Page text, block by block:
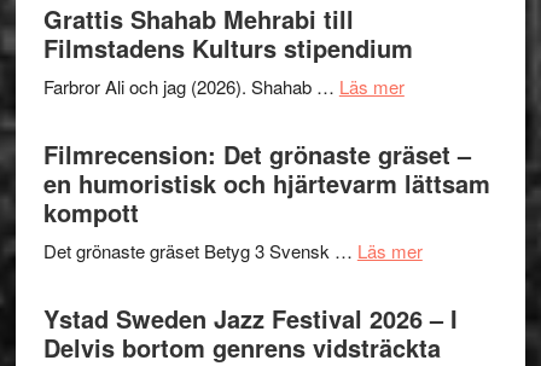
I
Want
to
Believe
Vrach
Frankenshtey
med
Mulder
och
presenterar
19
titlar
i
Grattis Shahab Mehrabi till
Filmstadens Kulturs stipendium
Farbror Ali och jag (2026). Shahab … Läs merom
Shahab
Mehrabi
till
Kulturs
Filmrecension: Det grönaste gräset –
en humoristisk och hjärtevarm lättsam
kompott
Det grönaste gräset Betyg 3 Svensk … Läs merom
Det
grönaste
Ystad Sweden Jazz Festival 2026 – I
Delvis bortom genrens vidsträckta